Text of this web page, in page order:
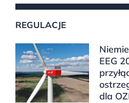
REGULACJE
EEG
dla